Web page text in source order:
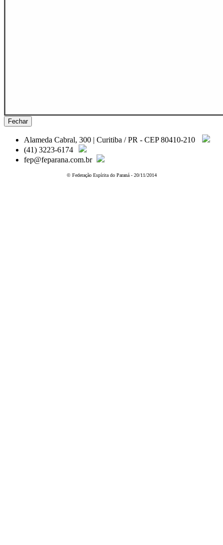
Fechar
Alameda Cabral, 300 | Curitiba / PR - CEP 80410-210
(41) 3223-6174
fep@feparana.com.br
© Federação Espírita do Paraná - 20/11/2014